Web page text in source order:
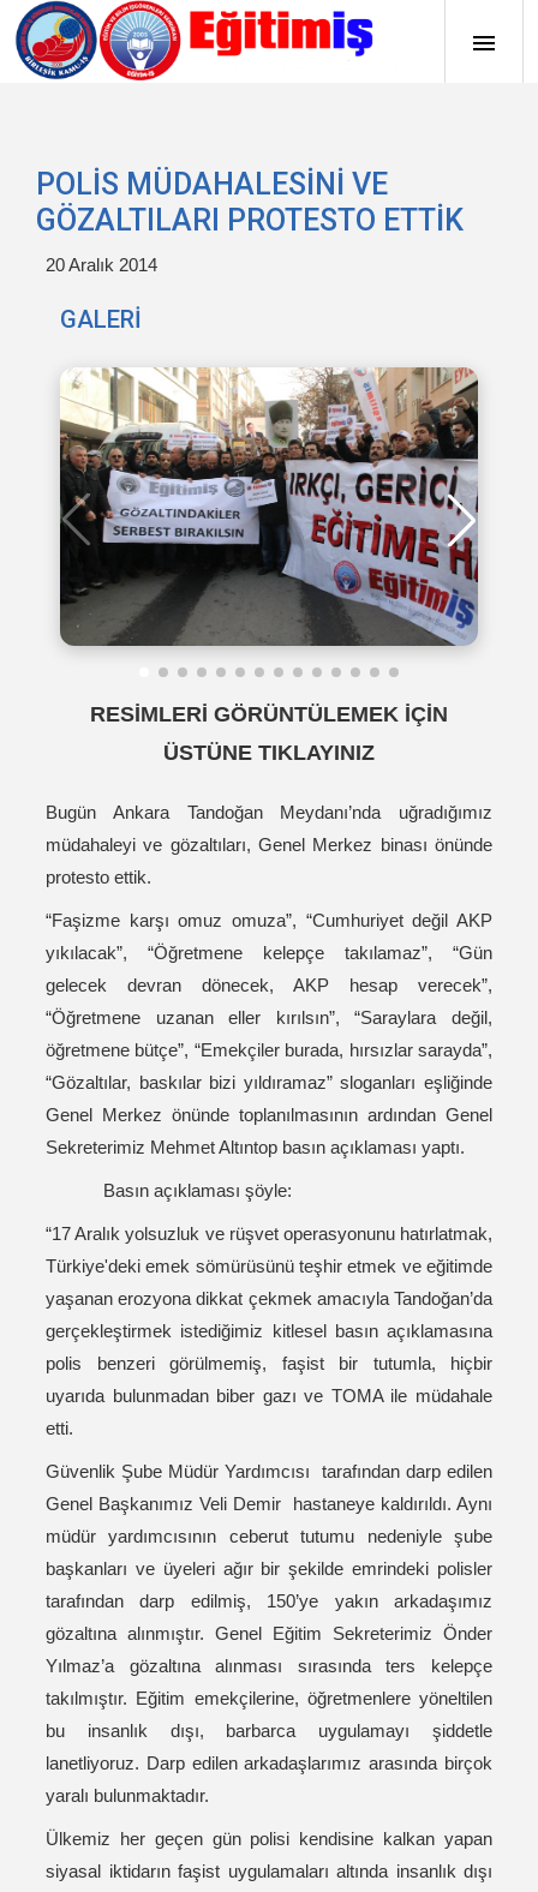
POLİS MÜDAHALESİNİ VE
GÖZALTILARI PROTESTO ETTİK
20 Aralık 2014
GALERİ
RESİMLERİ GÖRÜNTÜLEMEK İÇİN
ÜSTÜNE TIKLAYINIZ
Bugün Ankara Tandoğan Meydanı’nda uğradığımız
müdahaleyi ve gözaltıları, Genel Merkez binası önünde
protesto ettik.
“Faşizme karşı omuz omuza”, “Cumhuriyet değil AKP
yıkılacak”, “Öğretmene kelepçe takılamaz”, “Gün
gelecek devran dönecek, AKP hesap verecek”,
“Öğretmene uzanan eller kırılsın”, “Saraylara değil,
öğretmene bütçe”, “Emekçiler burada, hırsızlar sarayda”,
“Gözaltılar, baskılar bizi yıldıramaz” sloganları eşliğinde
Genel Merkez önünde toplanılmasının ardından Genel
Sekreterimiz Mehmet Altıntop basın açıklaması yaptı.
Basın açıklaması şöyle:
“17 Aralık yolsuzluk ve rüşvet operasyonunu hatırlatmak,
Türkiye'deki emek sömürüsünü teşhir etmek ve eğitimde
yaşanan erozyona dikkat çekmek amacıyla Tandoğan’da
gerçekleştirmek istediğimiz kitlesel basın açıklamasına
polis benzeri görülmemiş, faşist bir tutumla, hiçbir
uyarıda bulunmadan biber gazı ve TOMA ile müdahale
etti.
Güvenlik Şube Müdür Yardımcısı tarafından darp edilen
Genel Başkanımız Veli Demir hastaneye kaldırıldı. Aynı
müdür yardımcısının ceberut tutumu nedeniyle şube
başkanları ve üyeleri ağır bir şekilde emrindeki polisler
tarafından darp edilmiş, 150’ye yakın arkadaşımız
gözaltına alınmıştır. Genel Eğitim Sekreterimiz Önder
Yılmaz’a gözaltına alınması sırasında ters kelepçe
takılmıştır. Eğitim emekçilerine, öğretmenlere yöneltilen
bu insanlık dışı, barbarca uygulamayı şiddetle
lanetliyoruz. Darp edilen arkadaşlarımız arasında birçok
yaralı bulunmaktadır.
Ülkemiz her geçen gün polisi kendisine kalkan yapan
siyasal iktidarın faşist uygulamaları altında insanlık dışı